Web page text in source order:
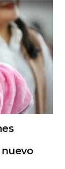
y sitio
vez que